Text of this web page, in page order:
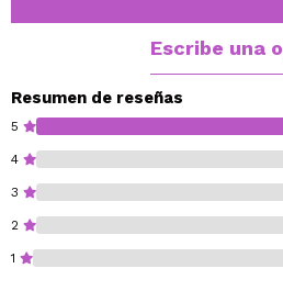
contra los daños
unifica el tono de la piel,
suave.
Bakuchiol + Péptidos: Este
los tres tipos de péptidos
reduciendo la aparición de
Escribe una
Resumen de reseñas
5
4
3
2
1